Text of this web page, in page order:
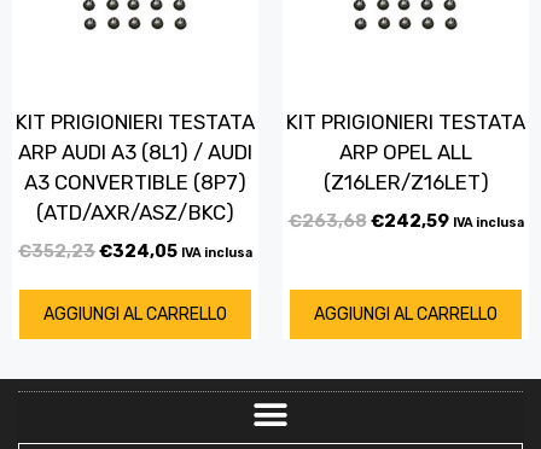
KIT PRIGIONIERI TESTATA
ARP AUDI A3 (8L1) / AUDI
A3 CONVERTIBLE (8P7)
(ATD/AXR/ASZ/BKC)
€352,23€324,05 IVA inclusa
AGGIUNGI AL CARRELLO
KIT PRIGIONIERI TESTATA
ARP OPEL ALL
(Z16LER/Z16LET)
€263,68€242,59 IVA inclusa
AGGIUNGI AL CARRELLO